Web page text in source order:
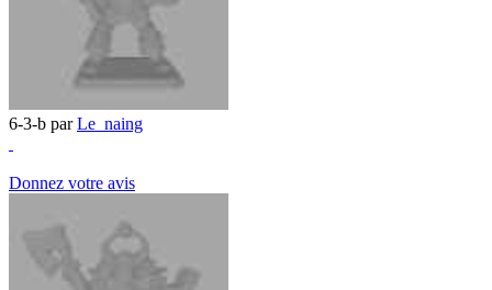
6-3-b parLe_naing
Donnez votre avis